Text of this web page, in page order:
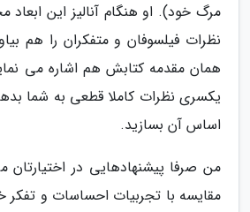
مرگ خود). او هنگام آنالیز این
نظرات فیلسوفان و متفکران را هم
همان مقدمه کتابش هم اشاره می
یکسری نظرات کاملا قطعی به شما
اساس آن بسازید.
من صرفا پیشنهادهایی در اختیارتان
مقایسه با تجربیات احساسات و تفکر